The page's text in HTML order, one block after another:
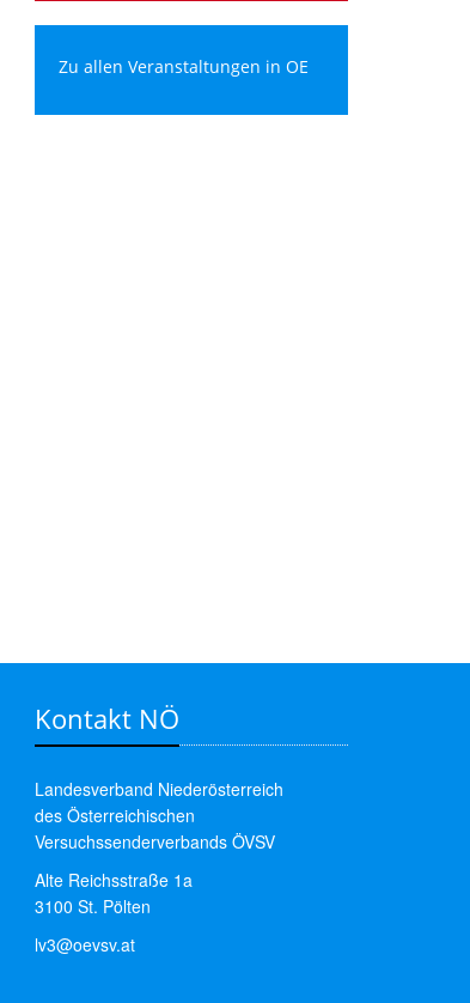
Zu allen Veranstaltungen in OE
Kontakt NÖ
Landesverband Niederösterreich
des Österreichischen
Versuchssenderverbands ÖVSV
Alte Reichsstraße 1a
3100 St. Pölten
lv3@oevsv.at